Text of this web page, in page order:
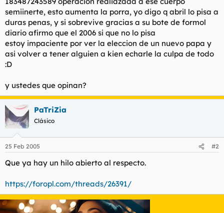
t
e
m
a
o
semiinerte, esto aumenta la porra, yo digo q abril lo pisa a
duras penas, y si sobrevive gracias a su bote de formol
diario afirmo que el 2006 si que no lo pisa
estoy impaciente por ver la eleccion de un nuevo papa y
asi volver a tener alguien a kien echarle la culpa de todo
:D
y ustedes que opinan?
PaTriZia
Clásico
25 Feb 2005 #2
Que ya hay un hilo abierto al respecto.
https://foropl.com/threads/26391/